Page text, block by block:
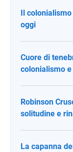
Il
oggi
Cuore di
colonialismo e
Robinson
solitudine e
La capanna